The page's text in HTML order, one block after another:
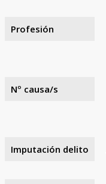
Profesión
Nº causa/s
Imputación delito